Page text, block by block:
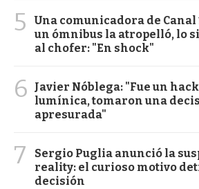
5
Una comunicadora de Canal
un ómnibus la atropelló, lo
al chofer: "En shock"
6
Javier Nóblega: "Fue un
lumínica, tomaron una
apresurada"
7
Sergio Puglia anunció la
reality: el curioso motivo
decisión